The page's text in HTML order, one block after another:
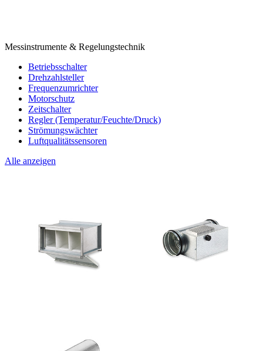
Messinstrumente & Regelungstechnik
Betriebsschalter
Drehzahlsteller
Frequenzumrichter
Motorschutz
Zeitschalter
Regler (Temperatur/Feuchte/Druck)
Strömungswächter
Luftqualitätssensoren
Alle anzeigen